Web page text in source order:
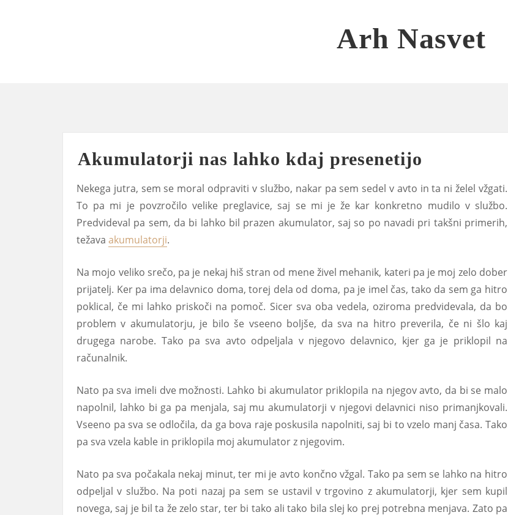
Arh Nasvet
Akumulatorji nas lahko kdaj presenetijo
Nekega jutra, sem se moral odpraviti v službo, nakar pa sem sedel v avto in ta ni želel vžgati.
To pa mi je povzročilo velike preglavice, saj se mi je že kar konkretno mudilo v službo.
Predvideval pa sem, da bi lahko bil prazen akumulator, saj so po navadi pri takšni primerih,
težava akumulatorji.
Na mojo veliko srečo, pa je nekaj hiš stran od mene živel mehanik, kateri pa je moj zelo dober
prijatelj. Ker pa ima delavnico doma, torej dela od doma, pa je imel čas, tako da sem ga hitro
poklical, če mi lahko priskoči na pomoč. Sicer sva oba vedela, oziroma predvidevala, da bo
problem v akumulatorju, je bilo še vseeno boljše, da sva na hitro preverila, če ni šlo kaj
drugega narobe. Tako pa sva avto odpeljala v njegovo delavnico, kjer ga je priklopil na
računalnik.
Nato pa sva imeli dve možnosti. Lahko bi akumulator priklopila na njegov avto, da bi se malo
napolnil, lahko bi ga pa menjala, saj mu akumulatorji v njegovi delavnici niso primanjkovali.
Vseeno pa sva se odločila, da ga bova raje poskusila napolniti, saj bi to vzelo manj časa. Tako
pa sva vzela kable in priklopila moj akumulator z njegovim.
Nato pa sva počakala nekaj minut, ter mi je avto končno vžgal. Tako pa sem se lahko na hitro
odpeljal v službo. Na poti nazaj pa sem se ustavil v trgovino z akumulatorji, kjer sem kupil
novega, saj je bil ta že zelo star, ter bi tako ali tako bila slej ko prej potrebna menjava. Zato pa